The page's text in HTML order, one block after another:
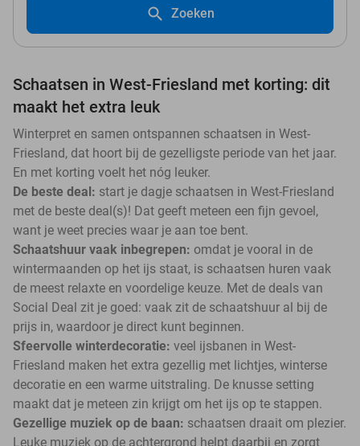
Zoeken
Schaatsen in West-Friesland met korting: dit
maakt het extra leuk
Winterpret en samen ontspannen schaatsen in West-
Friesland, dat hoort bij de gezelligste periode van het jaar.
En met korting voelt het nóg leuker.
De beste deal: start je dagje schaatsen in West-Friesland
met de beste deal(s)! Dat geeft meteen een fijn gevoel,
want je weet precies waar je aan toe bent.
Schaatshuur vaak inbegrepen: omdat je vooral in de
wintermaanden op het ijs staat, is schaatsen huren vaak
de meest relaxte en voordelige keuze. Met de deals van
Social Deal zit je goed: vaak zit de schaatshuur al bij de
prijs in, waardoor je direct kunt beginnen.
Sfeervolle winterdecoratie: veel ijsbanen in West-
Friesland maken het extra gezellig met lichtjes, winterse
decoratie en een warme uitstraling. De knusse setting
maakt dat je meteen zin krijgt om het ijs op te stappen.
Gezellige muziek op de baan: schaatsen draait om plezier.
Leuke muziek op de achtergrond helpt daarbij en zorgt